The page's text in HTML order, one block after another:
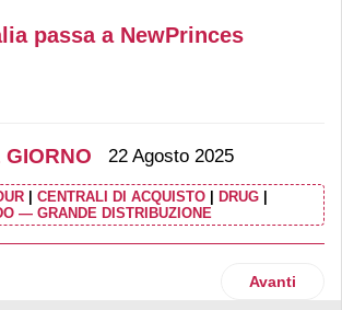
passa a NewPrinces
GIORNO 22 Agosto 2025
| CENTRALI DI ACQUISTO | DRUG |
— GRANDE DISTRIBUZIONE
Back to school sempre più caro: le
Articolo
Avanti